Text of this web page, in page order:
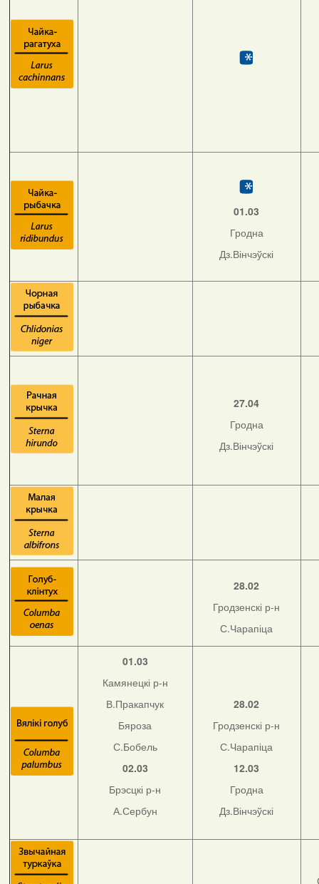
01.03
Гродна
Дз.Вінчэўскі
27.04
Гродна
Дз.Вінчэўскі
28.02
Гродзенскі р-н
С.Чарапіца
01.03
Камянецкі р-н
В.Пракапчук
Бяроза
С.Бобель
02.03
Брэсцкі р-н
А.Сербун
28.02
Гродзенскі р-н
С.Чарапіца
12.03
Гродна
Дз.Вінчэўскі